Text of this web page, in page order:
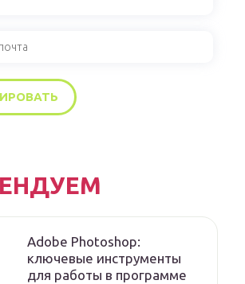
Adobe Photoshop:
ключевые инструменты
для работы в программе